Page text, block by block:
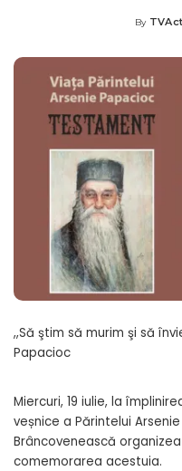
Posted
By
,,Să ştim să murim şi să
Papacioc
Miercuri, 19 iulie, la
veșnice a Părintelui
Brâncovenească
comemorarea acestuia.